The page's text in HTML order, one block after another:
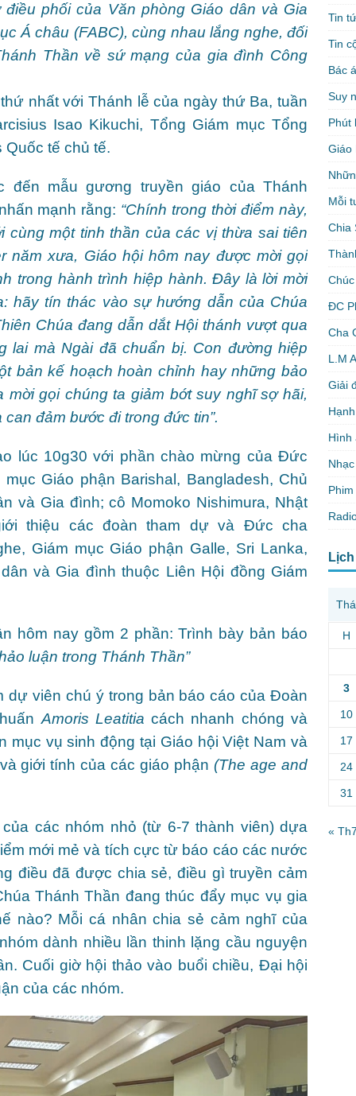
phối của Văn phòng Giáo dân và Gia
Á châu (FABC), cùng nhau lắng nghe, đối
Thần về sứ mạng của gia đình Công
nhất với Thánh lễ của ngày thứ Ba, tuần
Isao Kikuchi, Tổng Giám mục Tổng
Quốc tế chủ tế.
đến mẫu gương truyền giáo của Thánh
mạnh rằng: “Chính trong thời điểm này,
cùng một tinh thần của các vị thừa sai tiên
năm xưa, Giáo hội hôm nay được mời gọi
trong hành trình hiệp hành. Đây là lời mời
hãy tín thác vào sự hướng dẫn của Chúa
Chúa đang dẫn dắt Hội thánh vượt qua
lai mà Ngài đã chuẩn bị. Con đường hiệp
bản kế hoạch hoàn chỉnh hay những bảo
mời gọi chúng ta giảm bớt suy nghĩ sợ hãi,
đảm bước đi trong đức tin”.
lúc 10g30 với phần chào mừng của Đức
Giáo phận Barishal, Bangladesh, Chủ
và Gia đình; cô Momoko Nishimura, Nhật
thiệu các đoàn tham dự và Đức cha
Giám mục Giáo phận Galle, Sri Lanka,
và Gia đình thuộc Liên Hội đồng Giám
hôm nay gồm 2 phần: Trình bày bản báo
luận trong Thánh Thần”
dự viên chú ý trong bản báo cáo của Đoàn
Amoris Leatitia cách nhanh chóng và
mục vụ sinh động tại Giáo hội Việt Nam và
giới tính của các giáo phận (The age and
của các nhóm nhỏ (từ 6-7 thành viên) dựa
mới mẻ và tích cực từ báo cáo các nước
điều đã được chia sẻ, điều gì truyền cảm
Thánh Thần đang thúc đẩy mục vụ gia
nào? Mỗi cá nhân chia sẻ cảm nghĩ của
dành nhiều lần thinh lặng cầu nguyện
Cuối giờ hội thảo vào buổi chiều, Đại hội
của các nhóm.
Tin
Tin
Bác
Suy
Phút
Giáo
Mỗi
Chia
ĐC
Cha
L.M
Giải
Hình
Nhạc
Lịch
H
3
10
17
24
31
«